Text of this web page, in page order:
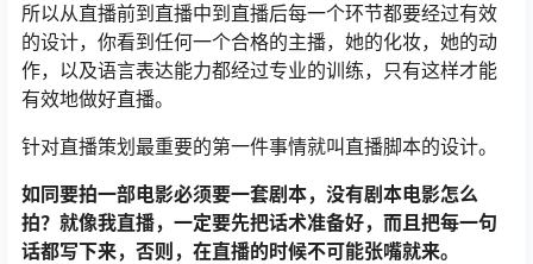
所以从直播前到直播中到直播后每一个环节都要经过有效
的设计，你看到任何一个合格的主播，她的化妆，她的动
作，以及语言表达能力都经过专业的训练，只有这样才能
有效地做好直播。
针对直播策划最重要的第一件事情就叫直播脚本的设计。
如同要拍一部电影必须要一套剧本，没有剧本电影怎么
拍？就像我直播，一定要先把话术准备好，而且把每一句
话都写下来，否则，在直播的时候不可能张嘴就来。